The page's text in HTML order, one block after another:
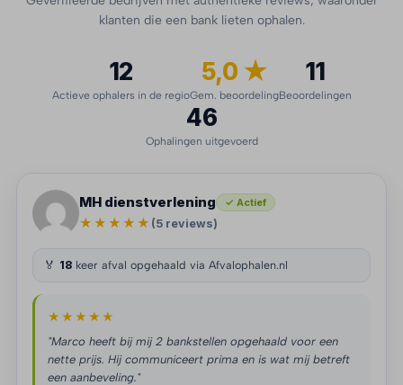
klanten die een bank lieten ophalen.
12
Actieve ophalers in de regio
5,0 ★
Gem. beoordeling
11
Beoordelingen
46
Ophalingen uitgevoerd
MH dienstverlening ✓ Actief
★★★★★ (5 reviews)
🏅 18 keer afval opgehaald via Afvalophalen.nl
★★★★★
"Marco heeft bij mij 2 bankstellen opgehaald voor een
nette prijs. Hij communiceert prima en is wat mij betreft
een aanbeveling."